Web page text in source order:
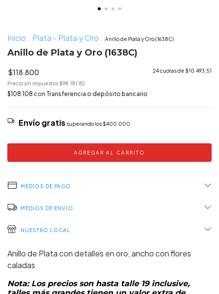
Inicio Plata - Plata y Oro Anillo de Plata y Oro (1638C)
Anillo de Plata y Oro (1638C)
$118.800 24cuotas de $10.493,51
Precio sin impuestos $98.181,82
$108.108 con Transferencia o depósito bancario
Envío gratis superando los $400.000
MEDIOS DE PAGO
MEDIOS DE ENVÍO
NUESTRO LOCAL
Anillo de Plata con detalles en oro, ancho con flores
caladas
Nota: Los precios son hasta talle 19 inclusive,